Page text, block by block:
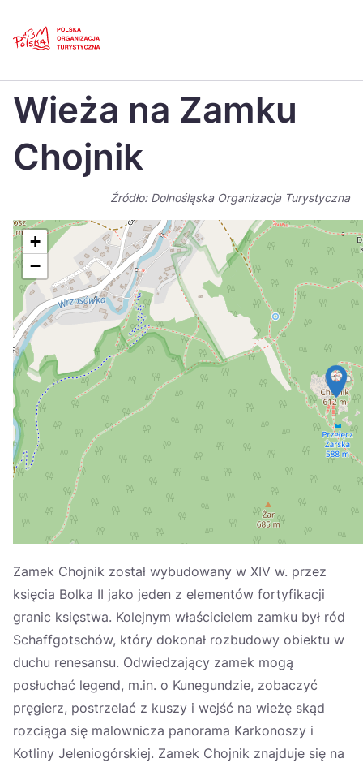
Polski
Dansk
Italiano
Nederlands 日本
Português
Suomi
Україна
Zamknij
Wieża na Zamku
Chojnik
Źródło: Dolnośląska Organizacja Turystyczna
+
−
Zamek Chojnik został wybudowany w XIV w. przez
księcia Bolka II jako jeden z elementów fortyfikacji
granic księstwa. Kolejnym właścicielem zamku był ród
Schaffgotschów, który dokonał rozbudowy obiektu w
duchu renesansu. Odwiedzający zamek mogą
posłuchać legend, m.in. o Kunegundzie, zobaczyć
pręgierz, postrzelać z kuszy i wejść na wieżę skąd
rozciąga się malownicza panorama Karkonoszy i
Kotliny Jeleniogórskiej. Zamek Chojnik znajduje się na